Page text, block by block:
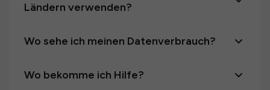
Ländern verwenden?
Wo sehe ich meinen Datenverbrauch?
Wo bekomme ich Hilfe?